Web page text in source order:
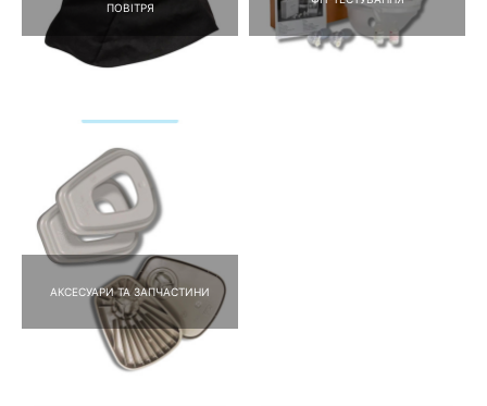
ПОВІТРЯ
АКСЕСУАРИ ТА ЗАПЧАСТИНИ